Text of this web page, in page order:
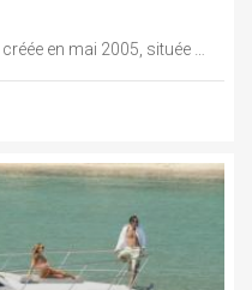
L’école de voile de Pinarello a été créée en mai 2005, située dans la baie de Pinarello, à une quinzaine ...